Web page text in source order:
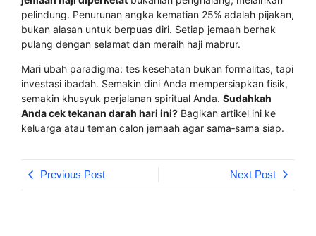
pelindung. Penurunan angka kematian 25% adalah pijakan,
bukan alasan untuk berpuas diri. Setiap jemaah berhak
pulang dengan selamat dan meraih haji mabrur.
Mari ubah paradigma: tes kesehatan bukan formalitas, tapi
investasi ibadah. Semakin dini Anda mempersiapkan fisik,
semakin khusyuk perjalanan spiritual Anda. Sudahkah
Anda cek tekanan darah hari ini? Bagikan artikel ini ke
keluarga atau teman calon jemaah agar sama‑sama siap.
Previous Post Next Post